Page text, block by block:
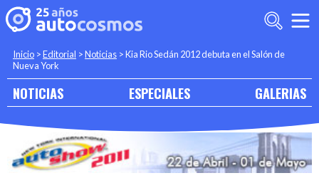
Inicio >Editorial >Noticias >Kia Rio Sedán 2012 debuta en el Salón de
Nueva York
NOTICIAS ESPECIALES GALERIAS